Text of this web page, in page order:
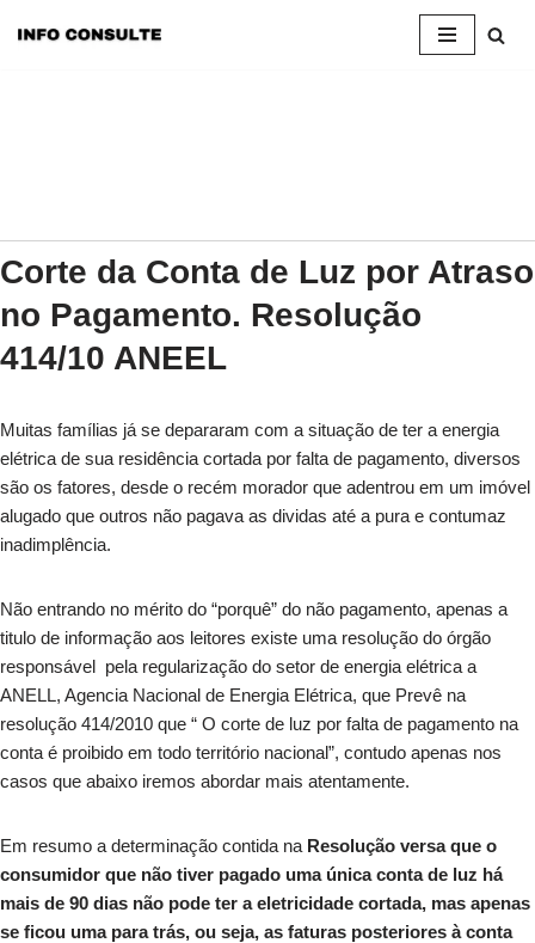
Corte da Conta de Luz por Atraso
no Pagamento. Resolução
414/10 ANEEL
Muitas famílias já se depararam com a situação de ter a energia
elétrica de sua residência cortada por falta de pagamento, diversos
são os fatores, desde o recém morador que adentrou em um imóvel
alugado que outros não pagava as dividas até a pura e contumaz
inadimplência.
Não entrando no mérito do “porquê” do não pagamento, apenas a
titulo de informação aos leitores existe uma resolução do órgão
responsável pela regularização do setor de energia elétrica a
ANELL, Agencia Nacional de Energia Elétrica, que Prevê na
resolução 414/2010 que “ O corte de luz por falta de pagamento na
conta é proibido em todo território nacional”, contudo apenas nos
casos que abaixo iremos abordar mais atentamente.
Em resumo a determinação contida na Resolução versa que o
consumidor que não tiver pagado uma única conta de luz há
mais de 90 dias não pode ter a eletricidade cortada, mas apenas
se ficou uma para trás, ou seja, as faturas posteriores à conta